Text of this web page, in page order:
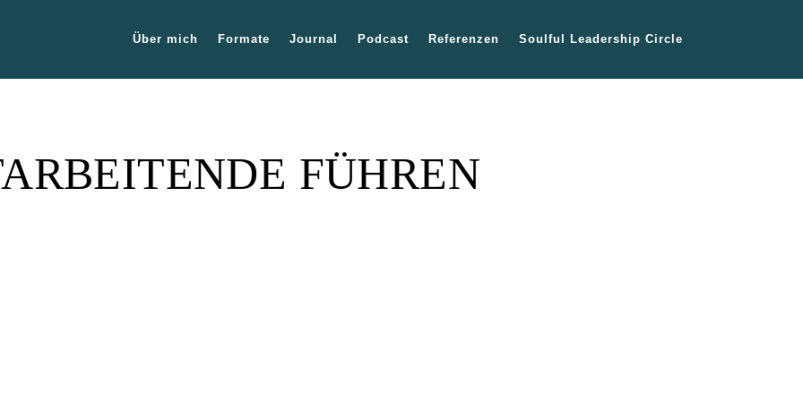
Über mich Formate Journal Podcast Referenzen Soulful Leadership Circle
FÜHREN